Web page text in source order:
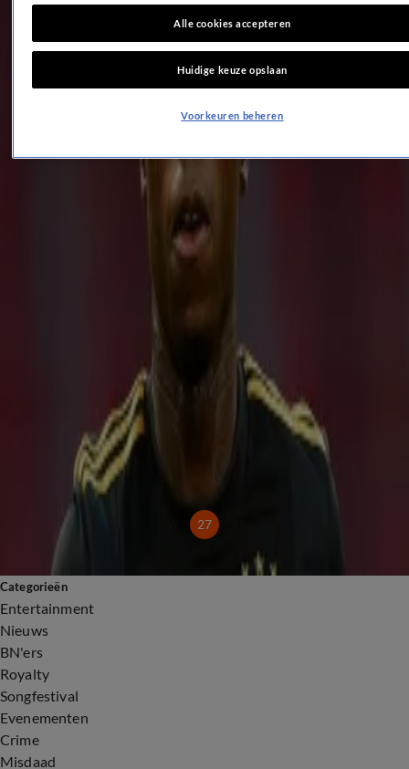
Roddelpraat en John de Mol wachten op rechtbankoordeel
Rechter doet uitspraak over beslag op villa van Jan des Bouvrie
Monique des Bouvrie komt aan bij rechtbank voor kort geding erfenis
Rechtbank spreekt Brandt Corstius grotendeels vrij van smaad
Jelle Brandt Corstius staat in rechtbank wegens smaad
Jelle Brandt Corstius voor de rechter wegens smaad
12 dec 2022, 13:36
Rechtbank staat stil bij overlijden moeder gedode Gino (9)
5 dec 2022, 11:14
Strafzaak tegen voetballer Quincy Promes vindt plaats in maart
21 okt 2022, 19:28
27
Categorieën
Entertainment
Nieuws
BN'ers
Royalty
Songfestival
Evenementen
Crime
Misdaad
Alle cookies accepteren
Huidige keuze opslaan
Voorkeuren beheren